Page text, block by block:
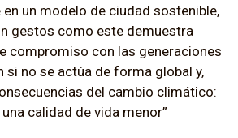
en un modelo de ciudad sostenible,
gestos como este demuestra
compromiso con las generaciones
no se actúa de forma global y,
del cambio climático:
calidad de vida menor”